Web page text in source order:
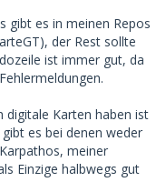
gibt es in meinen Repos
der Rest sollte
ist immer gut, da
digitale Karten haben ist
es bei denen weder
meiner
Einzige halbwegs gut